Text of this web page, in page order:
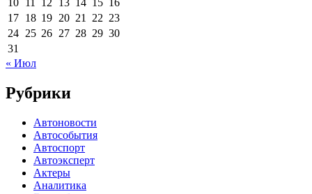
10 11 12 13 14 15 16
17 18 19 20 21 22 23
24 25 26 27 28 29 30
31
« Июл
Рубрики
Автоновости
Автособытия
Автоспорт
Автоэксперт
Актеры
Аналитика